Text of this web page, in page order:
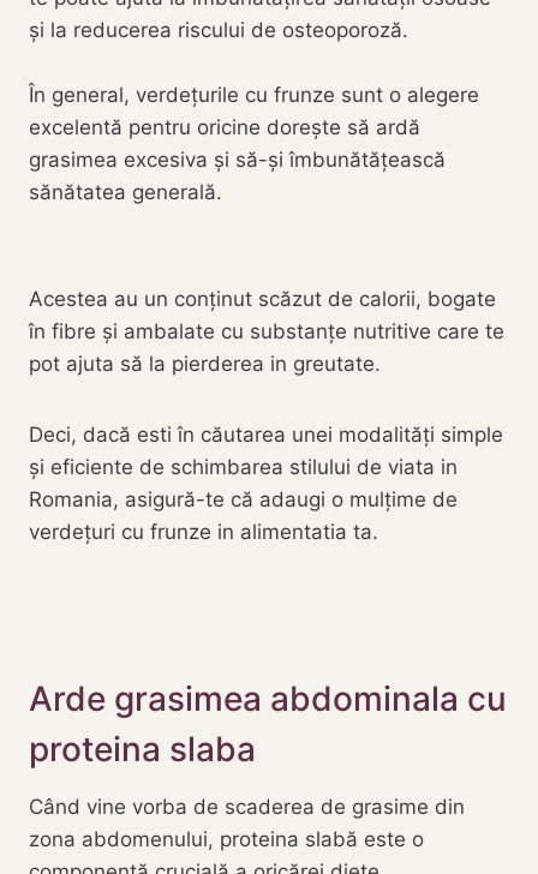
și la reducerea riscului de osteoporoză.
În general, verdețurile cu frunze sunt o alegere
excelentă pentru oricine dorește să ardă
grasimea excesiva și să-și îmbunătățească
sănătatea generală.
Acestea au un conținut scăzut de calorii, bogate
în fibre și ambalate cu substanțe nutritive care te
pot ajuta să la pierderea in greutate.
Deci, dacă esti în căutarea unei modalități simple
și eficiente de schimbarea stilului de viata in
Romania, asigură-te că adaugi o mulțime de
verdețuri cu frunze in alimentatia ta.
Arde grasimea abdominala cu
proteina slaba
Când vine vorba de scaderea de grasime din
zona abdomenului, proteina slabă este o